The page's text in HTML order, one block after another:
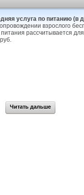
услуга по питанию (в
взрослого
рассчитывается
Читать дальше